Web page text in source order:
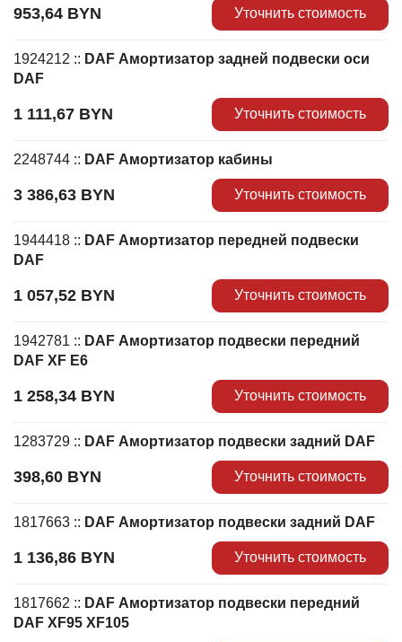
953,64 BYN Уточнить стоимость
1924212 :: DAF Амортизатор задней подвески оси
DAF
1 111,67 BYN Уточнить стоимость
2248744 :: DAF Амортизатор кабины
3 386,63 BYN Уточнить стоимость
1944418 :: DAF Амортизатор передней подвески
DAF
1 057,52 BYN Уточнить стоимость
1942781 :: DAF Амортизатор подвески передний
DAF XF Е6
1 258,34 BYN Уточнить стоимость
1283729 :: DAF Амортизатор подвески задний DAF
398,60 BYN Уточнить стоимость
1817663 :: DAF Амортизатор подвески задний DAF
1 136,86 BYN Уточнить стоимость
1817662 :: DAF Амортизатор подвески передний
DAF XF95 XF105